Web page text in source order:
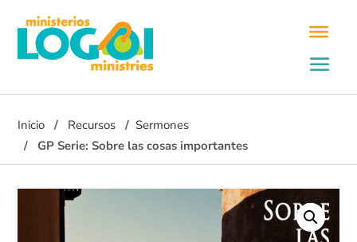
Inicio Recursos
Sermones
GP Serie: Sobre las cosas importantes